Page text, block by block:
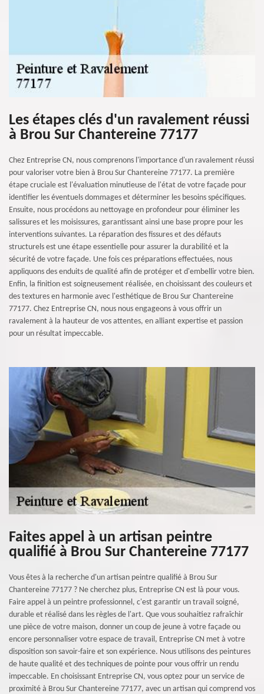
Les étapes clés d'un ravalement réussi
à Brou Sur Chantereine 77177
Chez Entreprise CN, nous comprenons l'importance d'un ravalement réussi
pour valoriser votre bien à Brou Sur Chantereine 77177. La première
étape cruciale est l'évaluation minutieuse de l'état de votre façade pour
identifier les éventuels dommages et déterminer les besoins spécifiques.
Ensuite, nous procédons au nettoyage en profondeur pour éliminer les
salissures et les moisissures, garantissant ainsi une base propre pour les
interventions suivantes. La réparation des fissures et des défauts
structurels est une étape essentielle pour assurer la durabilité et la
sécurité de votre façade. Une fois ces préparations effectuées, nous
appliquons des enduits de qualité afin de protéger et d'embellir votre bien.
Enfin, la finition est soigneusement réalisée, en choisissant des couleurs et
des textures en harmonie avec l'esthétique de Brou Sur Chantereine
77177. Chez Entreprise CN, nous nous engageons à vous offrir un
ravalement à la hauteur de vos attentes, en alliant expertise et passion
pour un résultat impeccable.
Faites appel à un artisan peintre
qualifié à Brou Sur Chantereine 77177
Vous êtes à la recherche d'un artisan peintre qualifié à Brou Sur
Chantereine 77177 ? Ne cherchez plus, Entreprise CN est là pour vous.
Faire appel à un peintre professionnel, c'est garantir un travail soigné,
durable et réalisé dans les règles de l'art. Que vous souhaitiez rafraîchir
une pièce de votre maison, donner un coup de jeune à votre façade ou
encore personnaliser votre espace de travail, Entreprise CN met à votre
disposition son savoir-faire et son expérience. Nous utilisons des peintures
de haute qualité et des techniques de pointe pour vous offrir un rendu
impeccable. En choisissant Entreprise CN, vous optez pour un service de
proximité à Brou Sur Chantereine 77177, avec un artisan qui comprend vos